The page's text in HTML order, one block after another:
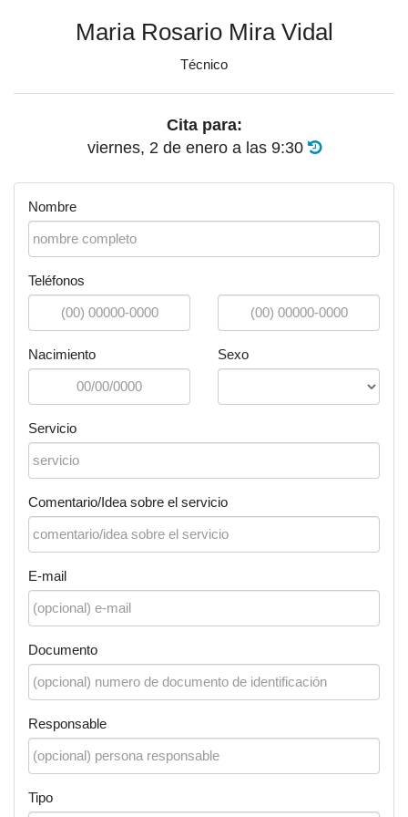
Maria Rosario Mira Vidal
Técnico
Cita para:
viernes, 2 de enero a las 9:30
Nombre
Teléfonos
Nacimiento Sexo
Servicio
Comentario/Idea sobre el servicio
E-mail
Documento
Responsable
Tipo